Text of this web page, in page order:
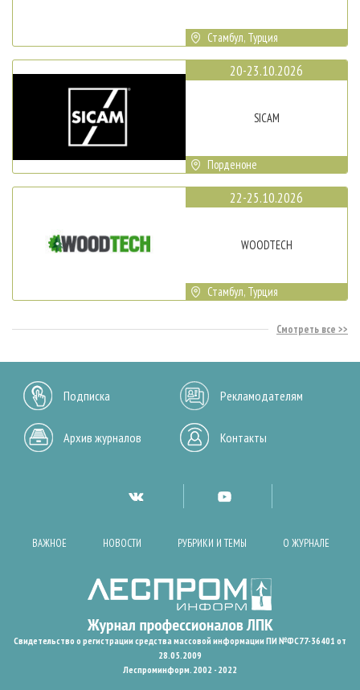
Стамбул, Турция
20-23.10.2026
SICAM
Порденоне
22-25.10.2026
WOODTECH
Стамбул, Турция
Смотреть все
Подписка Рекламодателям
Архив журналов Контакты
ВАЖНОЕ НОВОСТИ РУБРИКИ И ТЕМЫ О ЖУРНАЛЕ
Свидетельство о регистрации средства массовой информации ПИ №ФС77-36401 от
28.05.2009
Леспроминформ. 2002 - 2022